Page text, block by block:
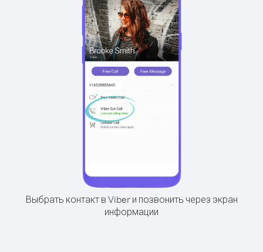
Выбрать контакт в Viber и позвонить через экран
информации